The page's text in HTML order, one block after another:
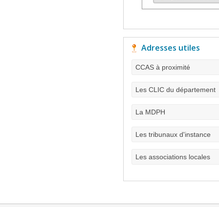
Adresses utiles
CCAS à proximité
Les CLIC du département
La MDPH
Les tribunaux d'instance
Les associations locales